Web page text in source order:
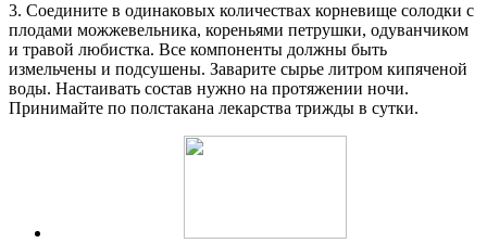
3. Соедините в одинаковых количествах корневище солодки с
плодами можжевельника, кореньями петрушки, одуванчиком
и травой любистка. Все компоненты должны быть
измельчены и подсушены. Заварите сырье литром кипяченой
воды. Настаивать состав нужно на протяжении ночи.
Принимайте по полстакана лекарства трижды в сутки.